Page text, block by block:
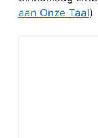
aan Onze Taal)